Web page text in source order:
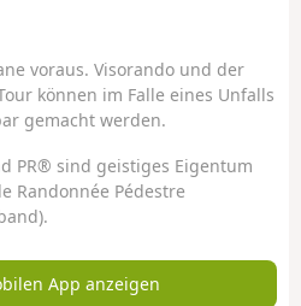
voraus. Visorando und der
können im Falle eines Unfalls
gemacht werden.
PR® sind geistiges Eigentum
Randonnée Pédestre
App anzeigen